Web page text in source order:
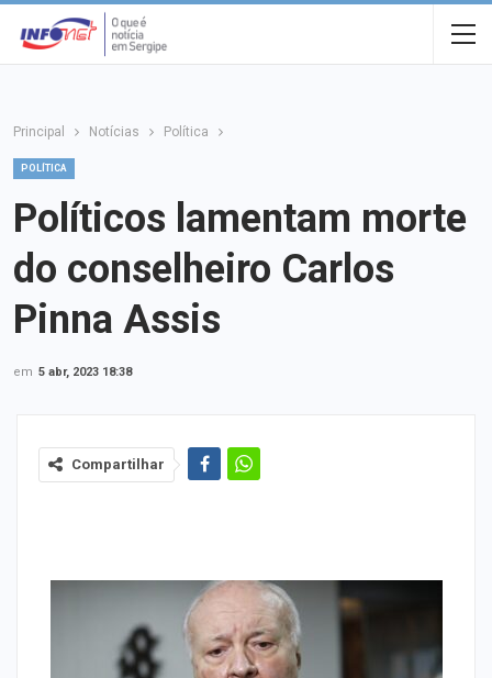
Principal Notícias Política
POLÍTICA
Políticos lamentam morte
do conselheiro Carlos
Pinna Assis
em 5 abr, 2023 18:38
Compartilhar